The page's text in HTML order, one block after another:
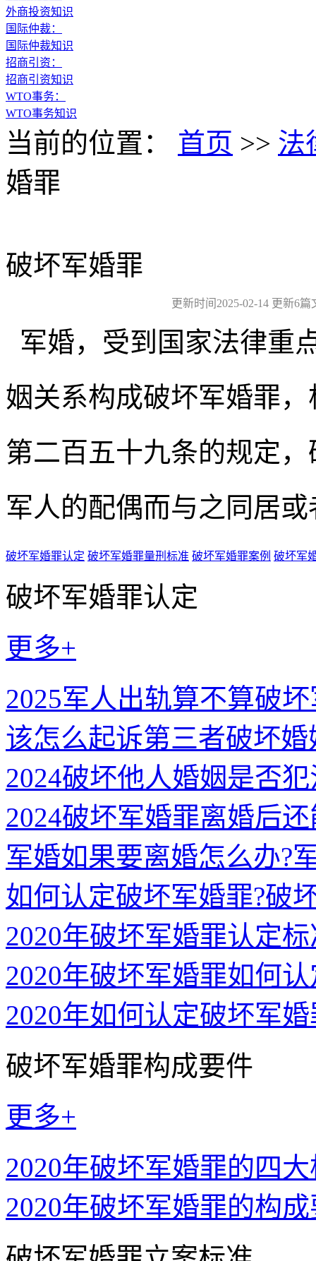
外商投资知识
国际仲裁：
国际仲裁知识
招商引资：
招商引资知识
WTO事务：
WTO事务知识
当前的位置： 首页 >> 法
婚罪
破坏军婚罪
更新时间2025-02-14 更新6
军婚，受到国家法律重
姻关系构成破坏军婚罪
第二百五十九条的规定
军人的配偶而与之同居
破坏军婚罪认定 破坏军婚罪量刑标准 破坏军婚罪案例 破坏军
破坏军婚罪认定
更多+
2025军人出轨算不算破
该怎么起诉第三者破坏婚
2024破坏他人婚姻是否犯
2024破坏军婚罪离婚后
军婚如果要离婚怎么办?
如何认定破坏军婚罪?破
2020年破坏军婚罪认定
2020年破坏军婚罪如何
2020年如何认定破坏军
破坏军婚罪构成要件
更多+
2020年破坏军婚罪的四
2020年破坏军婚罪的构